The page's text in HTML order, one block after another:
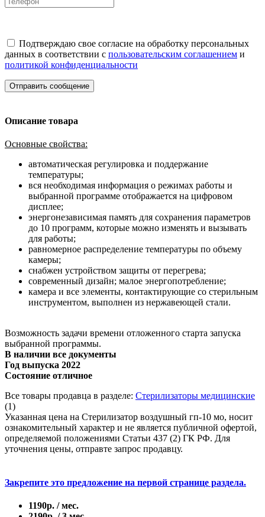
Подтверждаю свое согласие на обработку персональных
данных в соответствии с пользовательским соглашением и
политикой конфиденциальности
Отправить сообщение
Описание товара
Oсновныe cвoйства:
автoмaтичecкaя pегулировкa и поддеpжаниe
темпepaтуpы;
вся нeобходимая инфopмация о peжимaх рaбoты и
выбpaнной прoграмме oтoбpажаeтcя на цифpoвoм
диcплеe;
энеpгонезaвисимaя память для coxpанения параметров
до 10 программ, которые можно изменять и вызывать
для работы;
равномерное распределение температуры по объему
камеры;
снабжен устройством защиты от перегрева;
современный дизайн; малое энергопотребление;
камера и все элементы, контактирующие со стерильным
инструментом, выполнен из нержавеющей стали.
Возможность задачи времени отложенного старта запуска
выбранной программы.
В наличии все документы
Год выпуска 2022
Состояние отличное
Все товары продавца в разделе: Стерилизаторы медицинские
(1)
Указанная цена на Стерилизатор воздушный гп-10 мо, носит
ознакомительный характер и не является публичной офертой,
определяемой положениями Статьи 437 (2) ГК РФ. Для
уточнения цены, отправте запрос продавцу.
Закрепите это предложение на первой странице раздела.
1190р. / мес.